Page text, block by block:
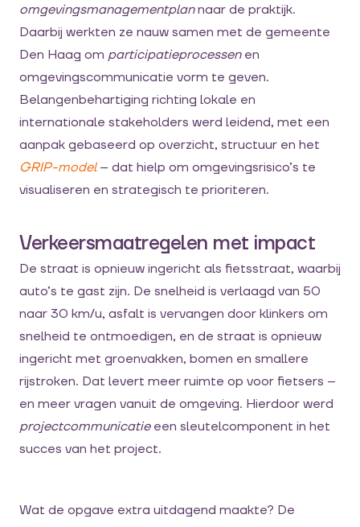
omgevingsmanagementplannaar de praktijk.
Daarbij werkten ze nauw samen met de gemeente
Den Haag om participatieprocessenen
omgevingscommunicatie vorm te geven.
Belangenbehartiging richting lokale en
internationale stakeholders werd leidend, met een
aanpak gebaseerd op overzicht, structuur en het
GRIP-model– dat hielp om omgevingsrisico’s te
visualiseren en strategisch te prioriteren.
Verkeersmaatregelen met impact
De straat is opnieuw ingericht als fietsstraat, waarbij
auto’s te gast zijn. De snelheid is verlaagd van 50
naar 30 km/u, asfalt is vervangen door klinkers om
snelheid te ontmoedigen, en de straat is opnieuw
ingericht met groenvakken, bomen en smallere
rijstroken. Dat levert meer ruimte op voor fietsers –
en meer vragen vanuit de omgeving. Hierdoor werd
projectcommunicatieeen sleutelcomponent in het
succes van het project.
Wat de opgave extra uitdagend maakte? De